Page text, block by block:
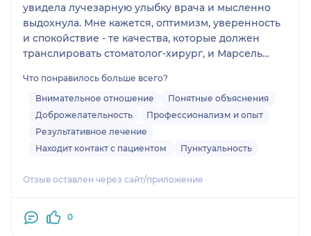
увидела лучезарную улыбку врача и мысленно
выдохнула. Мне кажется, оптимизм, уверенность
и спокойствие - те качества, которые должен
транслировать стоматолог-хирург, и Марсель
удаления информировал обо всех махинациях,
предупреждал о звуках, сообщал, каких
ощущений ожидать. После удаления вдумчиво
рассказал рекомендации, чтобы заживление
прошло быстро и безболезненно. С таким
Что понравилось больше всего?
Внимательное отношение
Понятные объяснения
Доброжелательность
Профессионализм и опыт
Результативное лечение
Находит контакт с пациентом
Пунктуальность
Отзыв оставлен через сайт/приложение
0